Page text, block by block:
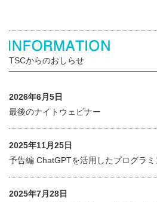
TSCからのおしらせ
2026年6月5日
最後のナイトウェビナー
2025年11月25日
予告編 ChatGPTを活用したプログラ
2025年7月28日